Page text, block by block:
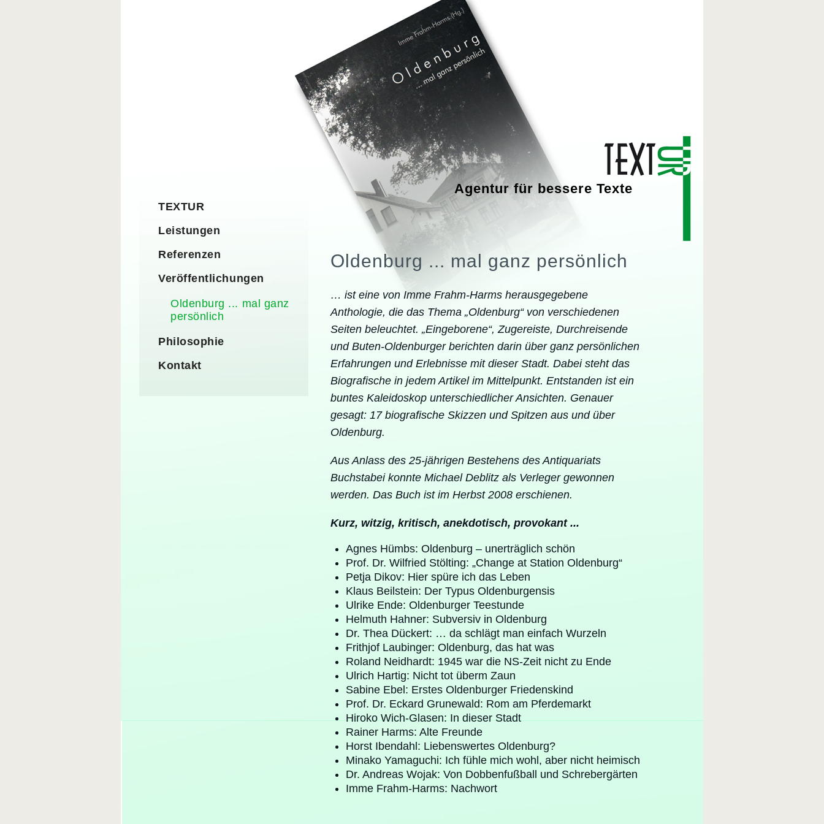
Agentur für bessere Texte
Oldenburg ... mal ganz persönlich
… ist eine von Imme Frahm-Harms herausgegebene
Anthologie, die das Thema „Oldenburg“ von verschiedenen
Seiten beleuchtet. „Eingeborene“, Zugereiste, Durchreisende
und Buten-Oldenburger berichten darin über ganz persönlichen
Erfahrungen und Erlebnisse mit dieser Stadt. Dabei steht das
Biografische in jedem Artikel im Mittelpunkt. Entstanden ist ein
buntes Kaleidoskop unterschiedlicher Ansichten. Genauer
gesagt: 17 biografische Skizzen und Spitzen aus und über
Oldenburg.
Aus Anlass des 25-jährigen Bestehens des Antiquariats
Buchstabei konnte Michael Deblitz als Verleger gewonnen
werden. Das Buch ist im Herbst 2008 erschienen.
Kurz, witzig, kritisch, anekdotisch, provokant ...
Agnes Hümbs: Oldenburg – unerträglich schön
Prof. Dr. Wilfried Stölting: „Change at Station Oldenburg“
Petja Dikov: Hier spüre ich das Leben
Klaus Beilstein: Der Typus Oldenburgensis
Ulrike Ende: Oldenburger Teestunde
Helmuth Hahner: Subversiv in Oldenburg
Dr. Thea Dückert: … da schlägt man einfach Wurzeln
Frithjof Laubinger: Oldenburg, das hat was
Roland Neidhardt: 1945 war die NS-Zeit nicht zu Ende
Ulrich Hartig: Nicht tot überm Zaun
Sabine Ebel: Erstes Oldenburger Friedenskind
Prof. Dr. Eckard Grunewald: Rom am Pferdemarkt
Hiroko Wich-Glasen: In dieser Stadt
Rainer Harms: Alte Freunde
Horst Ibendahl: Liebenswertes Oldenburg?
Minako Yamaguchi: Ich fühle mich wohl, aber nicht heimisch
Dr. Andreas Wojak: Von Dobbenfußball und Schrebergärten
Imme Frahm-Harms: Nachwort
TEXTUR
Leistungen
Referenzen
Veröffentlichungen
Oldenburg ... mal ganz
persönlich
Philosophie
Kontakt